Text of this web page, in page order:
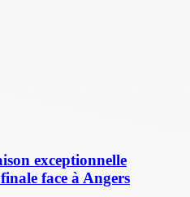
exceptionnelle
face à Angers